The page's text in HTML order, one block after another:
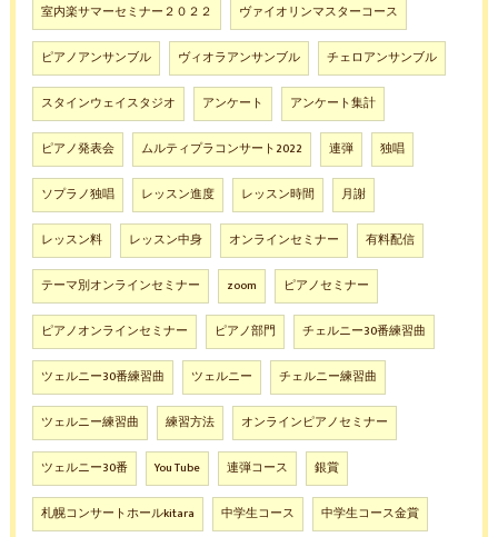
室内楽サマーセミナー２０２２ ヴァイオリンマスターコース
ピアノアンサンブル ヴィオラアンサンブル チェロアンサンブル
スタインウェイスタジオ アンケート アンケート集計
ピアノ発表会 ムルティプラコンサート2022 連弾 独唱
ソプラノ独唱 レッスン進度 レッスン時間 月謝
レッスン料 レッスン中身 オンラインセミナー 有料配信
テーマ別オンラインセミナー zoom ピアノセミナー
ピアノオンラインセミナー ピアノ部門 チェルニー30番練習曲
ツェルニー30番練習曲 ツェルニー チェルニー練習曲
ツェルニー練習曲 練習方法 オンラインピアノセミナー
ツェルニー30番 You Tube 連弾コース 銀賞
札幌コンサートホールkitara 中学生コース 中学生コース金賞